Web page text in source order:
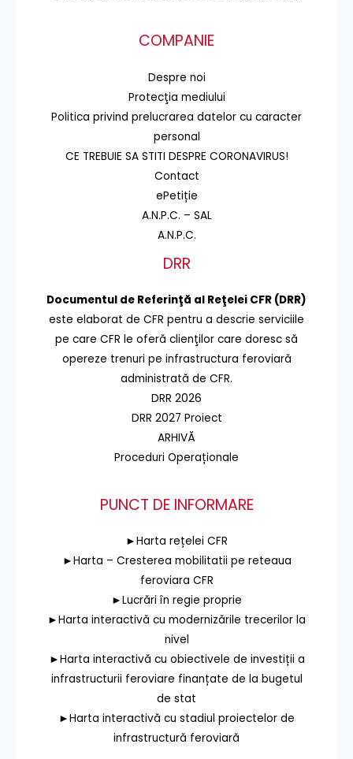
COMPANIE
Despre noi
Protecţia mediului
Politica privind prelucrarea datelor cu caracter
personal
CE TREBUIE SA STITI DESPRE CORONAVIRUS!
Contact
ePetiție
A.N.P.C. – SAL
A.N.P.C.
DRR
Documentul de Referinţă al Reţelei CFR (DRR)
este elaborat de CFR pentru a descrie serviciile
pe care CFR le oferă clienţilor care doresc să
opereze trenuri pe infrastructura feroviară
administrată de CFR.
DRR 2026
DRR 2027 Proiect
ARHIVĂ
Proceduri Operaționale
PUNCT DE INFORMARE
►Harta rețelei CFR
►Harta – Cresterea mobilitatii pe reteaua
feroviara CFR
►Lucrări în regie proprie
►Harta interactivă cu modernizările trecerilor la
nivel
►Harta interactivă cu obiectivele de investiții a
infrastructurii feroviare finanțate de la bugetul
de stat
►Harta interactivă cu stadiul proiectelor de
infrastructură feroviară